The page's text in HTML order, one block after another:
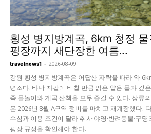
횡성 병지방계곡, 6km 청정 물
핑장까지 새단장한 여름...
travelnews1 - 2026-08-09
강원 횡성 병지방계곡은 어답산 자락을 따라 약
명소다. 바닥 자갈이 비칠 만큼 맑은 얕은 물과 깊
족 물놀이와 계곡 산책을 모두 즐길 수 있다. 상류
은 2026년 8월 A구역 정비를 마치고 재개장했다.
수심과 이용 조건이 달라 취사·야영·반려동물·구
핑장 규정을 확인해야 한다.